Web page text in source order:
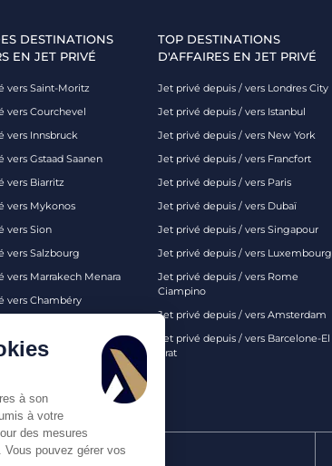
DESTINATIONS
EN JET PRIVÉ
vers Saint-Moritz
vers Courchevel
vers Innsbruck
vers Gstaad Saanen
vers Biarritz
vers Mykonos
vers Sion
vers Salzbourg
vers Marrakech Menara
vers Chambéry
vers Londres
TOP DESTINATIONS
D'AFFAIRES EN JET PRIVÉ
Jet privé depuis / vers Londres City
Jet privé depuis / vers Istanbul
Jet privé depuis / vers New York
Jet privé depuis / vers Francfort
Jet privé depuis / vers Paris
Jet privé depuis / vers Dubaï
Jet privé depuis / vers Singapour
Jet privé depuis / vers Luxembourg
Jet privé depuis / vers Rome
Ciampino
Jet privé depuis / vers Amsterdam
Jet privé depuis / vers Barcelone-El
Prat
SÉCURISÉS PAR
à son
à votre
des mesures
Vous pouvez gérer vos